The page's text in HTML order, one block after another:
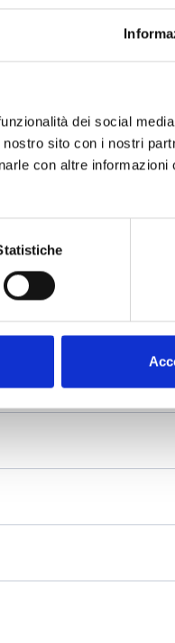
dei social
sito con i nostri
con altre informazioni